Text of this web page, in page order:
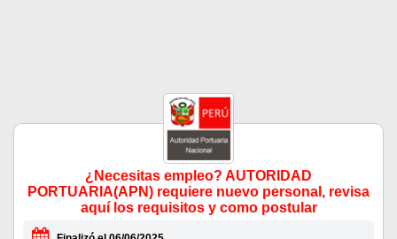
¿Necesitas empleo? AUTORIDAD
PORTUARIA(APN) requiere nuevo personal, revisa
aquí los requisitos y como postular